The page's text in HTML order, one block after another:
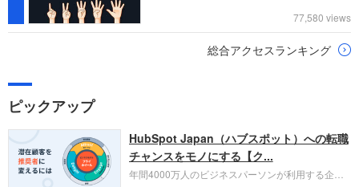
77,580 views
総合アクセスランキング
ピックアップ
HubSpot Japan（ハブスポット）への転職
チャンスをモノにする【ク...
年間4000万人のビジネスパーソンが利用する企業